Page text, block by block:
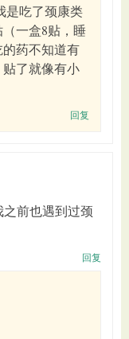
是吃了颈康类
一盒8贴，睡
药不知道有
了就像有小
回复
前也遇到过颈
回复